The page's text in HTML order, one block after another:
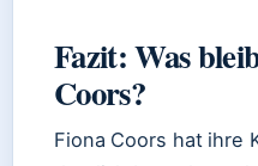
Fazit: Was
Coors?
Fiona Coors hat ihre